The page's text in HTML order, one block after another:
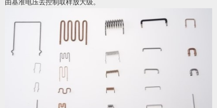
由基准电压去控制取样放大级。